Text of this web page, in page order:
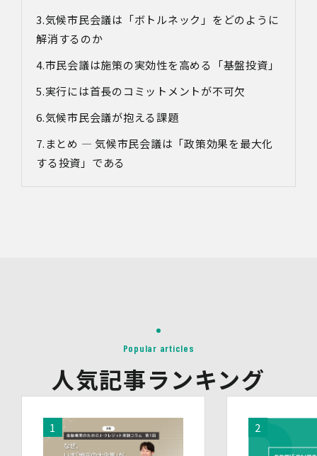
・各種お問い合わせに対応するため
・お問い合わせ対応の品質向上及びお問い合わせ内容等の
・取得した情報を解析又は分析して、当社サービス「環境
グ」「ブランドコンサルティング」の改善・開発を行うた
・統計資料の作成のため
4.第三者への提供
当社は、イベントやセミナーにて取得した個人情報につ
電話、FAX、電子メール、郵送などの一般的な方法
は、あらかじめ本人に対し個別具体的な内容を提示して同
意を得ます。
5.委託
当社は、上記利用目的の達成に必要な範囲内において、個
人情報の取扱いの全部又は一部を委託する場合がありま
気候市民会議は「ボトルネック」をどのように
解消するのか
市民会議は施策の実効性を高める「基盤投資」
実行には首長のコミットメントが不可欠
気候市民会議が抱える課題
まとめ ― 気候市民会議は「政策効果を最大化
する投資」である
Popular articles
人気記事ランキング